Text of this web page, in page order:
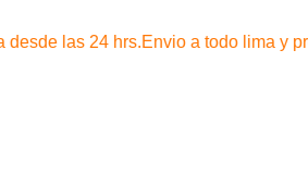
las 24 hrs.Envio a todo lima y